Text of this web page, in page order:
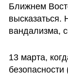
Ближнем
вандализма,
13 марта,